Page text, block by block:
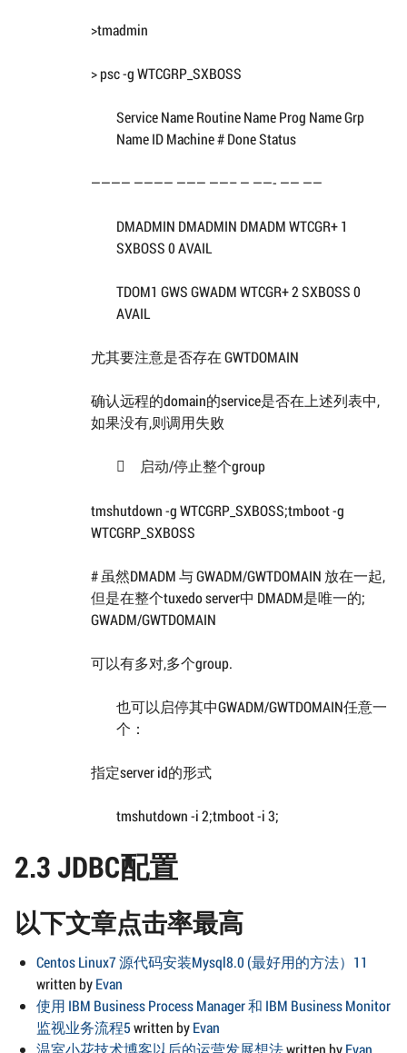
>tmadmin
> psc -g WTCGRP_SXBOSS
Service Name Routine Name Prog Name Grp
Name ID Machine # Done Status
———— ———— ——— ——– — ——- —— ——
DMADMIN DMADMIN DMADM WTCGR+ 1
SXBOSS 0 AVAIL
TDOM1 GWS GWADM WTCGR+ 2 SXBOSS 0
AVAIL
尤其要注意是否存在 GWTDOMAIN
确认远程的domain的service是否在上述列表中,
如果没有,则调用失败
 启动/停止整个group
tmshutdown -g WTCGRP_SXBOSS;tmboot -g
WTCGRP_SXBOSS
# 虽然DMADM 与 GWADM/GWTDOMAIN 放在一起,
但是在整个tuxedo server中 DMADM是唯一的;
GWADM/GWTDOMAIN
可以有多对,多个group.
也可以启停其中GWADM/GWTDOMAIN任意一
个：
指定server id的形式
tmshutdown -i 2;tmboot -i 3;
2.3 JDBC配置
以下文章点击率最高
Centos Linux7 源代码安装Mysql8.0 (最好用的方法）11
written byEvan
使用 IBM Business Process Manager 和 IBM Business Monitor
监视业务流程5written byEvan
温室小花技术博客以后的运营发展想法written byEvan